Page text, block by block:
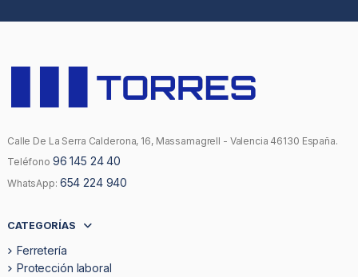
Calle De La Serra Calderona, 16, Massamagrell - Valencia 46130 España.
Teléfono 96 145 24 40
WhatsApp: 654 224 940
CATEGORÍAS
Ferretería
Protección laboral